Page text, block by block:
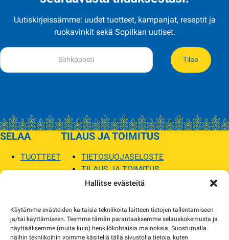
Hallitse evästeitä
Käytämme evästeiden kaltaisia tekniikoita laitteen tietojen tallentamiseen
ja/tai käyttämiseen. Teemme tämän parantaaksemme selauskokemusta ja
näyttääksemme (muita kuin) henkilökohtaisia mainoksia. Suostumalla
näihin tekniikoihin voimme käsitellä tällä sivustolla tietoja, kuten
Uutiskirjeissämme: uudet tuotteet, kampanjat, reseptit ja
ruokavinkit sekä Sopilkan uutiset.
Tilaa
SELAA
TUOTTEET
TILAUS JA TOIMITUS
TIETOSUOJASELOSTE
TILAUS JA TOIMITUS
TOIMITUSEHDOT
MYYMÄLÄT JA YHTEYSTIEDOT
USEIN KYSYTYT